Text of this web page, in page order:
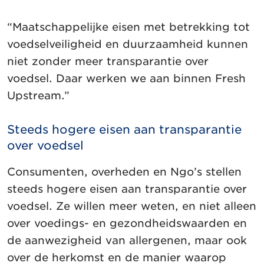
“Maatschappelijke eisen met betrekking tot
voedselveiligheid en duurzaamheid kunnen
niet zonder meer transparantie over
voedsel. Daar werken we aan binnen Fresh
Upstream.”
Steeds hogere eisen aan transparantie
over voedsel
Consumenten, overheden en Ngo’s stellen
steeds hogere eisen aan transparantie over
voedsel. Ze willen meer weten, en niet alleen
over voedings- en gezondheidswaarden en
de aanwezigheid van allergenen, maar ook
over de herkomst en de manier waarop